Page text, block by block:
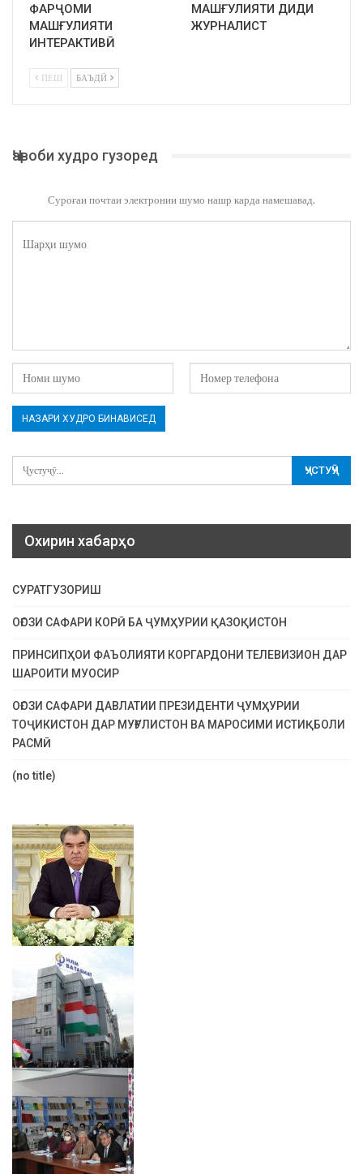
ФАРҶОМИ
МАШҒУЛИЯТИ
ИНТЕРАКТИВӢ
МАШҒУЛИЯТИ ДИДИ
ЖУРНАЛИСТ
ПЕШ БАЪДӢ
Ҷавоби худро гузоред
Суроғаи почтаи электронии шумо нашр карда намешавад.
Охирин хабарҳо
СУРАТГУЗОРИШ
ОҒОЗИ САФАРИ КОРӢ БА ҶУМҲУРИИ ҚАЗОҚИСТОН
ПРИНСИПҲОИ ФАЪОЛИЯТИ КОРГАРДОНИ ТЕЛЕВИЗИОН ДАР
ШАРОИТИ МУОСИР
ОҒОЗИ САФАРИ ДАВЛАТИИ ПРЕЗИДЕНТИ ҶУМҲУРИИ
ТОҶИКИСТОН ДАР МУҒУЛИСТОН ВА МАРОСИМИ ИСТИҚБОЛИ
РАСМӢ
(no title)